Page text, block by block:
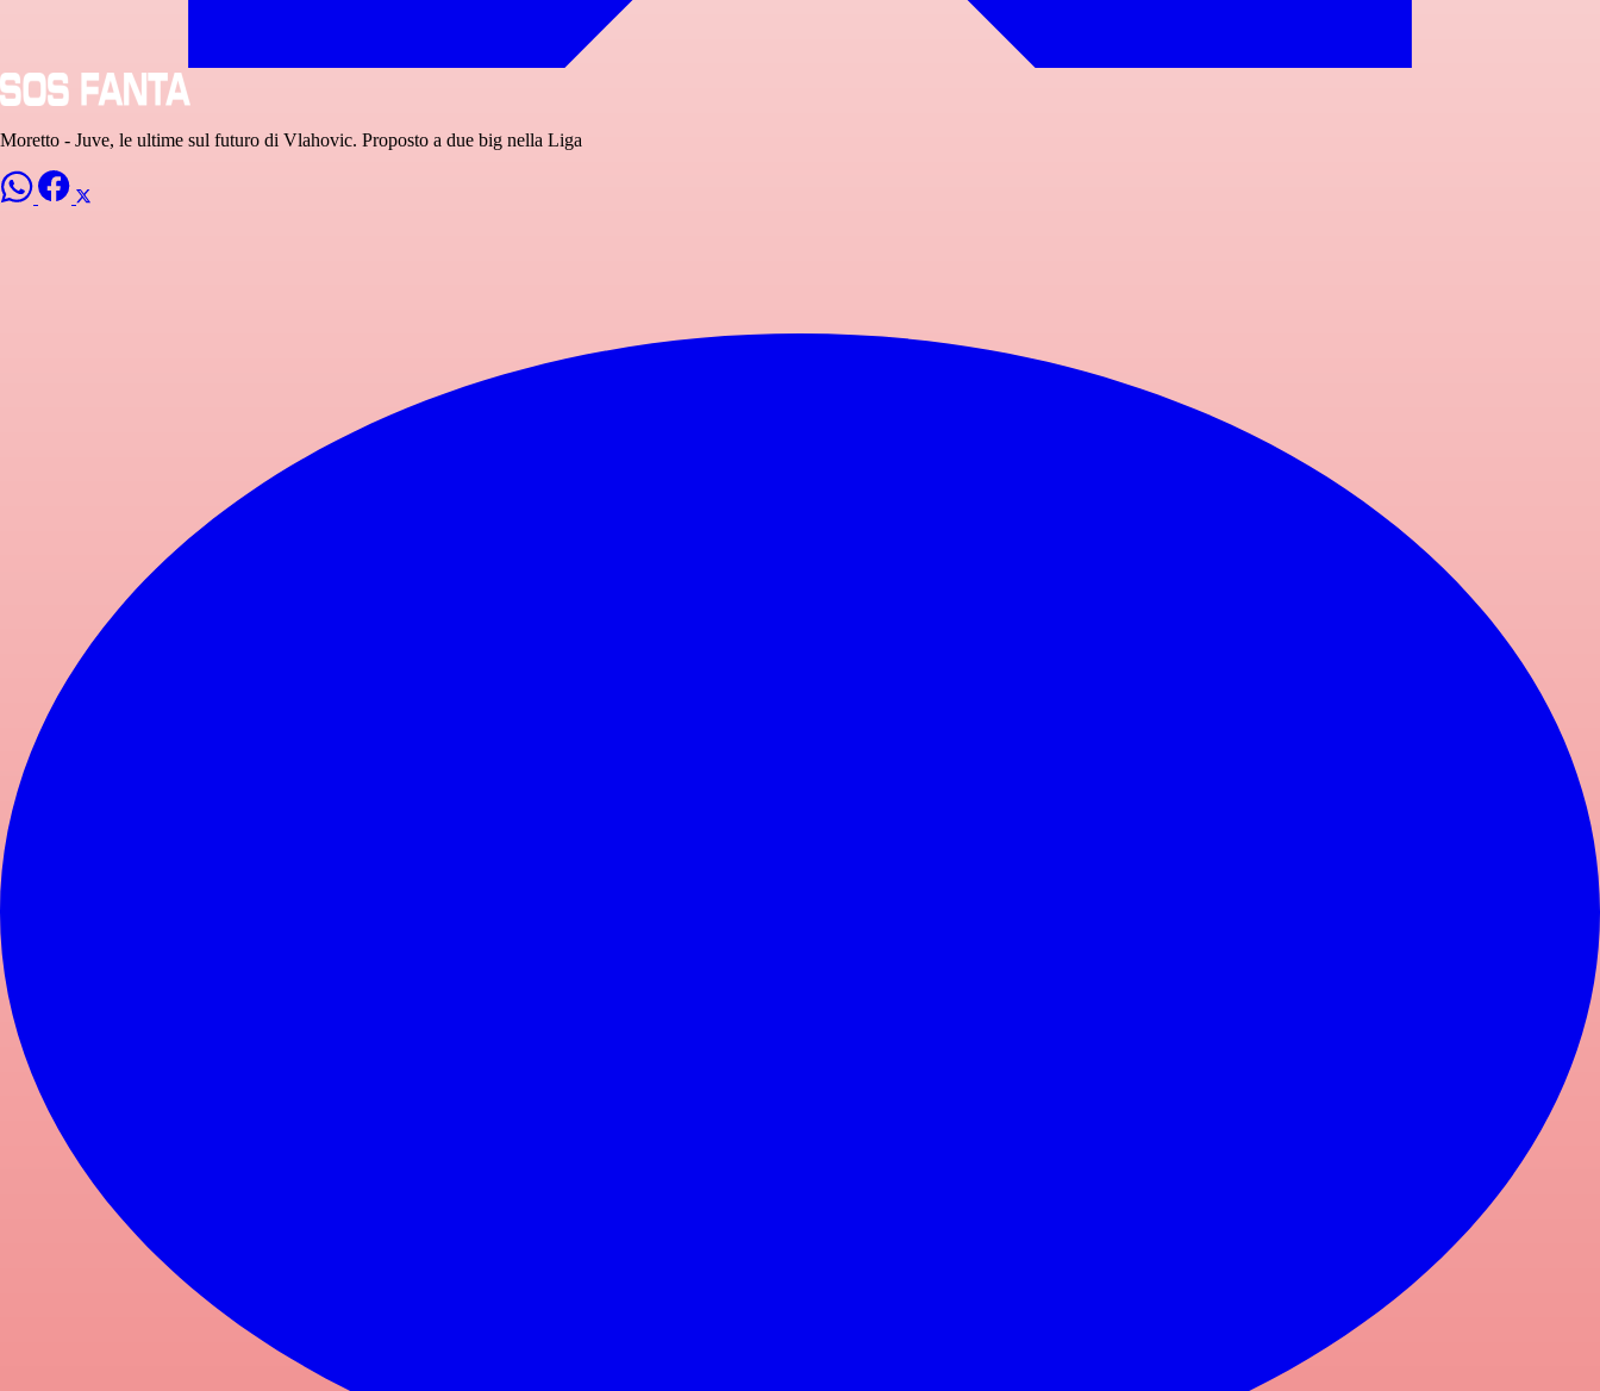
Moretto - Juve, le ultime sul futuro di Vlahovic. Proposto a due big nella Liga